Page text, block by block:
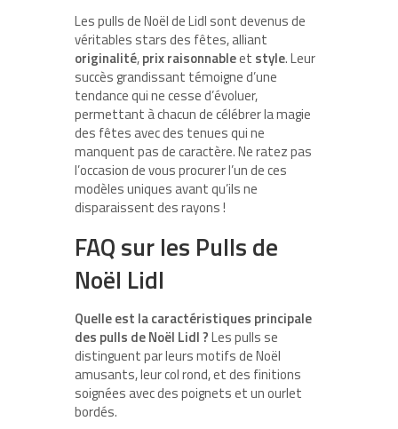
Les pulls de Noël de Lidl sont devenus de
véritables stars des fêtes, alliant
originalité,prix raisonnableet style. Leur
succès grandissant témoigne d’une
tendance qui ne cesse d’évoluer,
permettant à chacun de célébrer la magie
des fêtes avec des tenues qui ne
manquent pas de caractère. Ne ratez pas
l’occasion de vous procurer l’un de ces
modèles uniques avant qu’ils ne
disparaissent des rayons !
FAQ sur les Pulls de
Noël Lidl
Quelle est la caractéristiques principale
des pulls de Noël Lidl ?Les pulls se
distinguent par leurs motifs de Noël
amusants, leur col rond, et des finitions
soignées avec des poignets et un ourlet
bordés.